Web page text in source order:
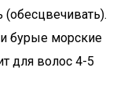
бурые морские
для волос 4-5